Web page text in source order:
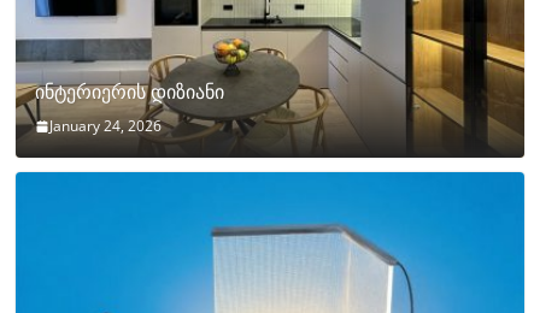
ინტერიერის დიზიანი
January 24, 2026